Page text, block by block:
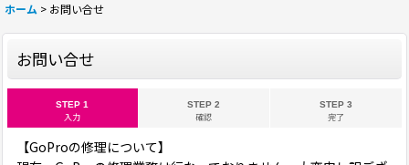
ホーム > お問い合せ
お問い合せ
STEP 1
入力
STEP 2
確認
STEP 3
完了
【GoProの修理について】